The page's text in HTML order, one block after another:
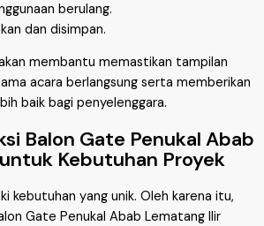
berulang.
dan disimpan.
membantu memastikan tampilan
acara berlangsung serta memberikan
baik bagi penyelenggara.
Balon Gate Penukal Abab
Kebutuhan Proyek
kebutuhan yang unik. Oleh karena itu,
Gate Penukal Abab Lematang Ilir